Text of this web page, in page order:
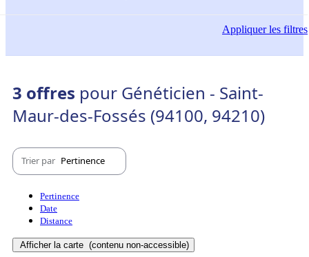
Appliquerles filtres
3 offres pour Généticien - Saint-
Maur-des-Fossés (94100, 94210)
Trier par Pertinence
Pertinence
Date
Distance
Afficher la carte (contenu non-accessible)